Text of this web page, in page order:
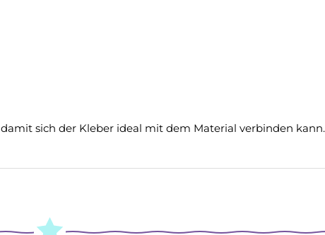
damit sich der Kleber ideal mit dem Material verbinden kann.